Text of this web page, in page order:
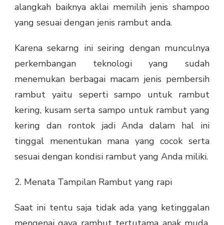
alangkah baiknya aklai memilih jenis shampoo
yang sesuai dengan jenis rambut anda.
Karena sekarng ini seiring dengan munculnya
perkembangan teknologi yang sudah
menemukan berbagai macam jenis pembersih
rambut yaitu seperti sampo untuk rambut
kering, kusam serta sampo untuk rambut yang
kering dan rontok jadi Anda dalam hal ini
tinggal menentukan mana yang cocok serta
sesuai dengan kondisi rambut yang Anda miliki.
2. Menata Tampilan Rambut yang rapi
Saat ini tentu saja tidak ada yang ketinggalan